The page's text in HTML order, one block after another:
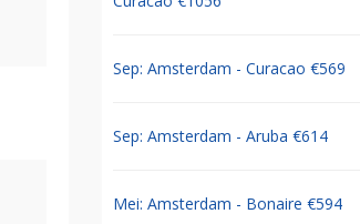
Sep: Amsterdam - Curacao €569
Sep: Amsterdam - Aruba €614
Mei: Amsterdam - Bonaire €594